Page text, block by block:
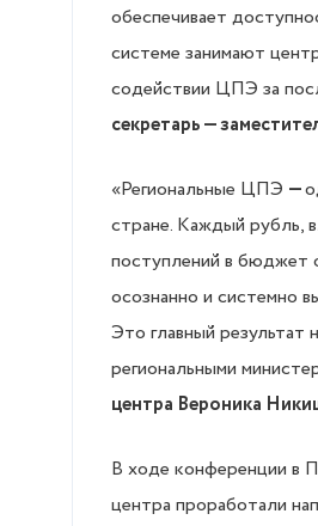
обеспечивает
системе занимают
содействии ЦПЭ за
секретарь —
«Региональные ЦПЭ —
стране. Каждый рубль,
поступлений в бюджет
осознанно и системно
Это главный
региональными
центра Вероника
В ходе конференции в
центра проработали